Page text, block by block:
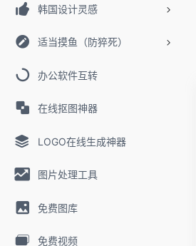
韩国设计灵感
适当摸鱼（防猝死）
办公软件互转
在线抠图神器
LOGO在线生成神器
图片处理工具
免费图库
免费视频